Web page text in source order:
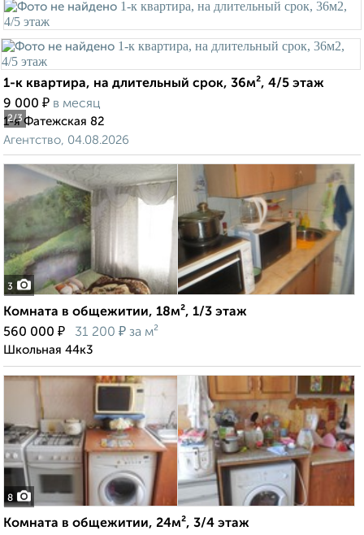
2/3
1-к квартира, на длительный срок, 36м², 4/5 этаж
9 000 ₽ в месяц
1-я Фатежская 82
Агентство, 04.08.2026
3
Комната в общежитии, 18м², 1/3 этаж
560 000 ₽ 31 200 ₽ за м²
Школьная 44к3
8
Комната в общежитии, 24м², 3/4 этаж